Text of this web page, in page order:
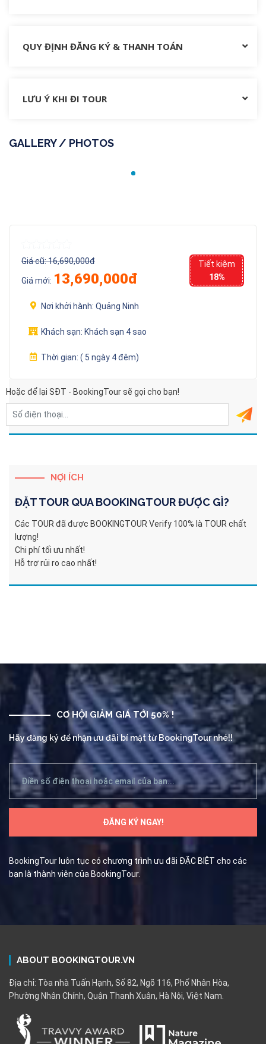
QUY ĐỊNH ĐĂNG KÝ & THANH TOÁN
LƯU Ý KHI ĐI TOUR
GALLERY / PHOTOS
Giá cũ:16,690,000đ
Giá mới: 13,690,000đ
Tiết kiệm
18%
Nơi khởi hành:Quảng Ninh
Khách sạn: Khách sạn 4 sao
Thời gian:( 5 ngày 4 đêm)
Hoặc để lại SĐT - BookingTour sẽ gọi cho bạn!
NỢI ÍCH
ĐẶT TOUR QUABOOKINGTOURĐƯỢC GÌ?
Các TOUR đã được BOOKINGTOUR Verify 100% là TOUR chất
lượng!
Chi phí tối ưu nhất!
Hỗ trợ rủi ro cao nhất!
CƠ HỘI GIẢM GIÁ TỚI 50% !
Hãy đăng ký để nhận ưu đãi bí mật từ BookingTour nhé!!
BookingTour luôn tục có chương trình ưu đãi ĐẶC BIỆT cho các
bạn là thành viên của BookingTour.
ABOUT BOOKINGTOUR.VN
Địa chỉ: Tòa nhà Tuấn Hạnh, Số 82, Ngõ 116, Phố Nhân Hòa,
Phường Nhân Chính, Quận Thanh Xuân, Hà Nội, Việt Nam.